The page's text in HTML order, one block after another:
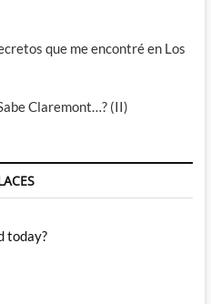
que me encontré en Los
Claremont…? (II)
today?